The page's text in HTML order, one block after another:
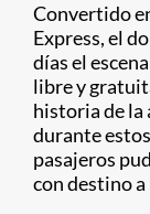
Convertido
Express, el
días el
libre y
historia de la
durante
pasajeros
con destino a